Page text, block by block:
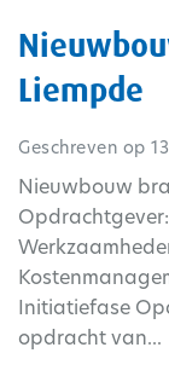
Liempde
Geschreven op
Nieuwbouw
Initiatiefase
opdracht van...